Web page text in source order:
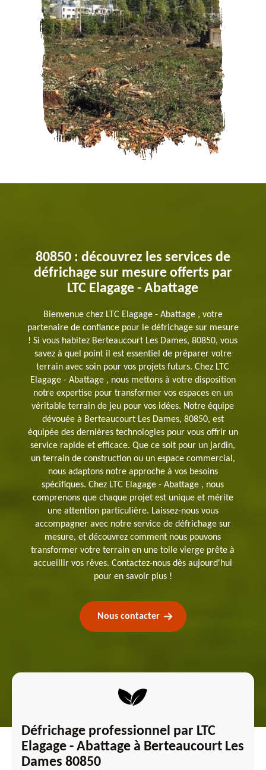
80850 : découvrez les services de
défrichage sur mesure offerts par
LTC Elagage - Abattage
Bienvenue chez LTC Elagage - Abattage , votre
partenaire de confiance pour le défrichage sur mesure
! Si vous habitez Berteaucourt Les Dames, 80850, vous
savez à quel point il est essentiel de préparer votre
terrain avec soin pour vos projets futurs. Chez LTC
Elagage - Abattage , nous mettons à votre disposition
notre expertise pour transformer vos espaces en un
véritable terrain de jeu pour vos idées. Notre équipe
dévouée à Berteaucourt Les Dames, 80850, est
équipée des dernières technologies pour vous offrir un
service rapide et efficace. Que ce soit pour un jardin,
un terrain de construction ou un espace commercial,
nous adaptons notre approche à vos besoins
spécifiques. Chez LTC Elagage - Abattage , nous
comprenons que chaque projet est unique et mérite
une attention particulière. Laissez-nous vous
accompagner avec notre service de défrichage sur
mesure, et découvrez comment nous pouvons
transformer votre terrain en une toile vierge prête à
accueillir vos rêves. Contactez-nous dès aujourd'hui
pour en savoir plus !
Nous contacter
Défrichage professionnel par LTC
Elagage - Abattage à Berteaucourt Les
Dames 80850